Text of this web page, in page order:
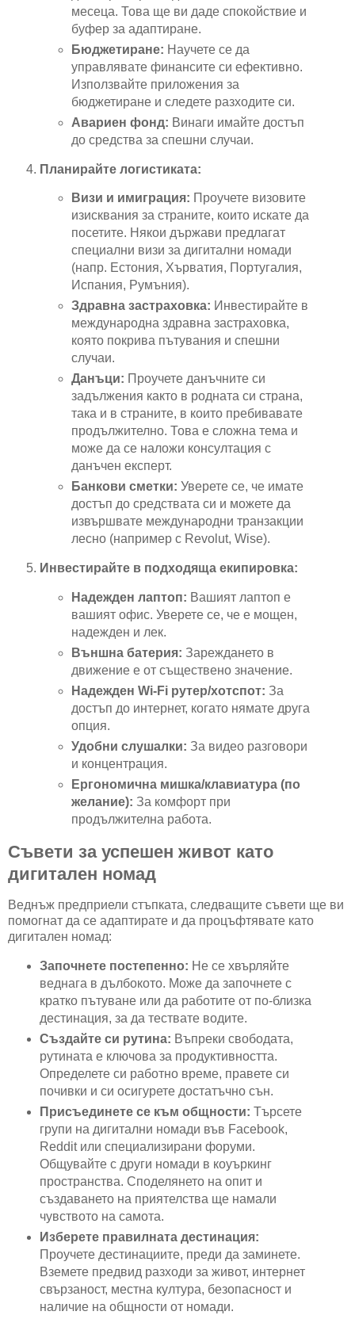
месеца. Това ще ви даде спокойствие и
буфер за адаптиране.
Бюджетиране: Научете се да
управлявате финансите си ефективно.
Използвайте приложения за
бюджетиране и следете разходите си.
Авариен фонд: Винаги имайте достъп
до средства за спешни случаи.
Планирайте логистиката:
Визи и имиграция: Проучете визовите
изисквания за страните, които искате да
посетите. Някои държави предлагат
специални визи за дигитални номади
(напр. Естония, Хърватия, Португалия,
Испания, Румъния).
Здравна застраховка: Инвестирайте в
международна здравна застраховка,
която покрива пътувания и спешни
случаи.
Данъци: Проучете данъчните си
задължения както в родната си страна,
така и в страните, в които пребивавате
продължително. Това е сложна тема и
може да се наложи консултация с
данъчен експерт.
Банкови сметки: Уверете се, че имате
достъп до средствата си и можете да
извършвате международни транзакции
лесно (например с Revolut, Wise).
Инвестирайте в подходяща екипировка:
Надежден лаптоп: Вашият лаптоп е
вашият офис. Уверете се, че е мощен,
надежден и лек.
Външна батерия: Зареждането в
движение е от съществено значение.
Надежден Wi-Fi рутер/хотспот: За
достъп до интернет, когато нямате друга
опция.
Удобни слушалки: За видео разговори
и концентрация.
Ергономична мишка/клавиатура (по
желание): За комфорт при
продължителна работа.
Съвети за успешен живот като
дигитален номад
Веднъж предприели стъпката, следващите съвети ще ви
помогнат да се адаптирате и да процъфтявате като
дигитален номад:
Започнете постепенно: Не се хвърляйте
веднага в дълбокото. Може да започнете с
кратко пътуване или да работите от по-близка
дестинация, за да тествате водите.
Създайте си рутина: Въпреки свободата,
рутината е ключова за продуктивността.
Определете си работно време, правете си
почивки и си осигурете достатъчно сън.
Присъединете се към общности: Търсете
групи на дигитални номади във Facebook,
Reddit или специализирани форуми.
Общувайте с други номади в коуъркинг
пространства. Споделянето на опит и
създаването на приятелства ще намали
чувството на самота.
Изберете правилната дестинация:
Проучете дестинациите, преди да заминете.
Вземете предвид разходи за живот, интернет
свързаност, местна култура, безопасност и
наличие на общности от номади.